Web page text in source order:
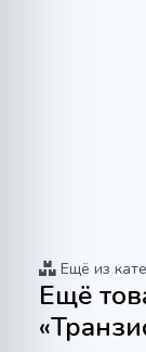
Ещё из
Ещё